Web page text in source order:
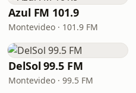
Azul FM 101.9
Montevideo · 101.9 FM
DelSol 99.5 FM
Montevideo · 99.5 FM